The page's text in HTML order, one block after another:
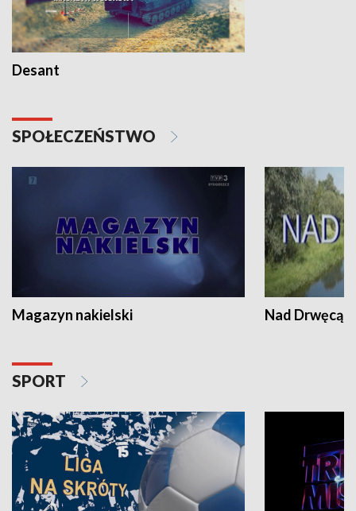
Desant
SPOŁECZEŃSTWO
Magazyn nakielski Nad Drwęcą
SPORT